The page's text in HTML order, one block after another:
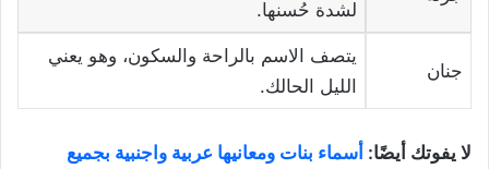
لشدة حُسنها.
جنان
يتصف الاسم بالراحة والسكون، وهو يعني
الليل الحالك.
لا يفوتك أيضًا: أسماء بنات ومعانيها عربية واجنبية بجميع